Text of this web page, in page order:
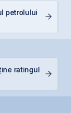
petrolului
ratingul